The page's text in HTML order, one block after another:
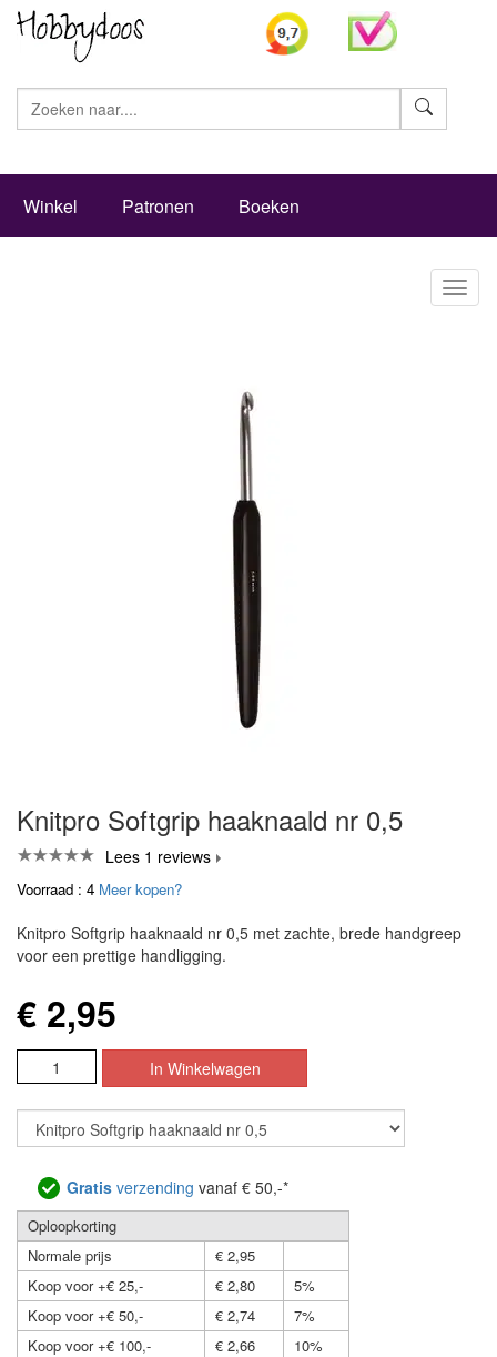
Winkel Patronen Boeken
Knitpro Softgrip haaknaald nr 0,5
Lees 1 reviews
Voorraad : 4 Meer kopen?
Knitpro Softgrip haaknaald nr 0,5 met zachte, brede handgreep
voor een prettige handligging.
€ 2,95
Gratis verzending vanaf € 50,-*
Oploopkorting
Normale prijs
€ 2,95
Koop voor +€ 25,-
€ 2,80
5%
Koop voor +€ 50,-
€ 2,74
7%
Koop voor +€ 100,-
€ 2,66
10%